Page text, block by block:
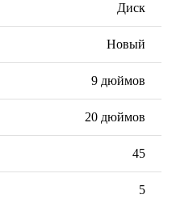
Диск
Новый
9 дюймов
20 дюймов
45
5